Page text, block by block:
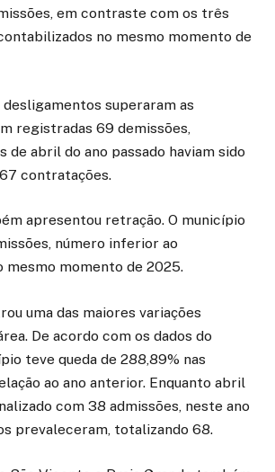
em contraste com os três
no mesmo momento de
superaram as
registradas 69 demissões,
de abril do ano passado haviam sido
contratações.
apresentou retração. O município
número inferior ao
mesmo momento de 2025.
uma das maiores variações
De acordo com os dados do
teve queda de 288,89% nas
ao ano anterior. Enquanto abril
com 38 admissões, neste ano
prevaleceram, totalizando 68.